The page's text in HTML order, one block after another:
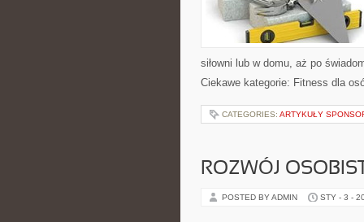
siłowni lub w domu, aż po
Ciekawe kategorie: Fitness dla
CATEGORIES: ARTYKUŁY
ROZWÓJ
POSTED BY ADMIN STY - 3 -